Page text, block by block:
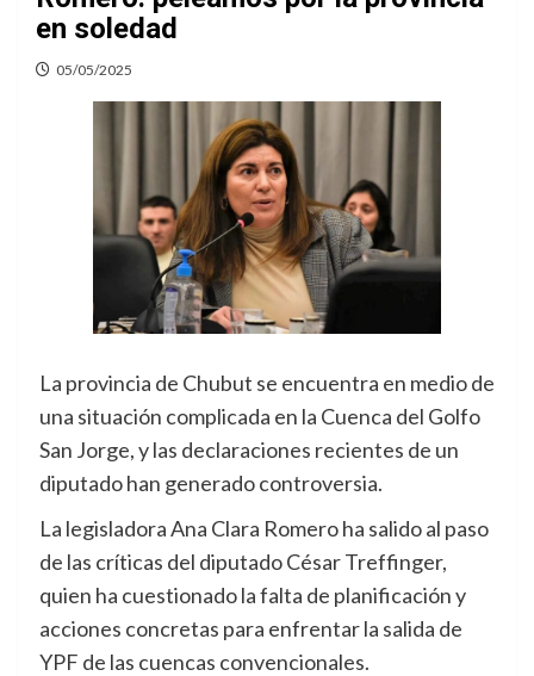
en soledad
05/05/2025
La provincia de Chubut se encuentra en medio de
una situación complicada en la Cuenca del Golfo
San Jorge, y las declaraciones recientes de un
diputado han generado controversia.
La legisladora Ana Clara Romero ha salido al paso
de las críticas del diputado César Treffinger,
quien ha cuestionado la falta de planificación y
acciones concretas para enfrentar la salida de
YPF de las cuencas convencionales.